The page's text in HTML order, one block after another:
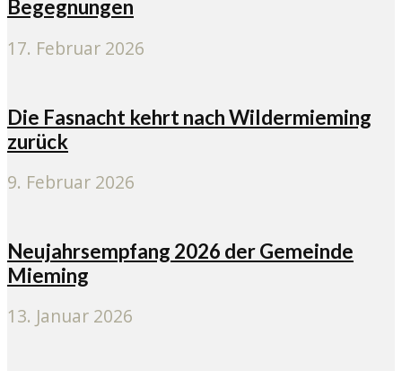
Begegnungen
17. Februar 2026
Die Fasnacht kehrt nach Wildermieming
zurück
9. Februar 2026
Neujahrsempfang 2026 der Gemeinde
Mieming
13. Januar 2026